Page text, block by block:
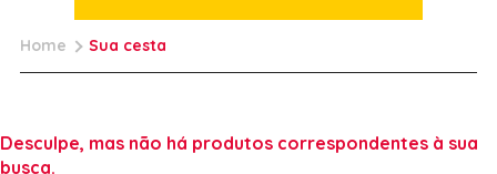
Home Sua cesta
Desculpe, mas não há produtos correspondentes à sua
busca.